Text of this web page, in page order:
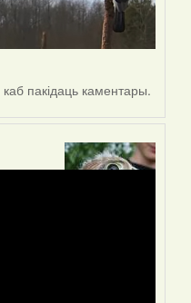
каб пакідаць каментары.